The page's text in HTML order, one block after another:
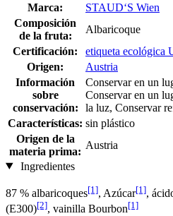
Marca:
STAUD‘S Wien
Composición
de la fruta:
Albaricoque
Certificación:
etiqueta ecológica
Origen:
Austria
Información
sobre
conservación:
Conservar en un
Conservar en un
la luz, Conservar
Características: sin plástico
Origen de la
materia prima:
Austria
Ingredientes
87 % albaricoques[1], Azúcar[1],
(E300)[2], vainilla Bourbon[1]